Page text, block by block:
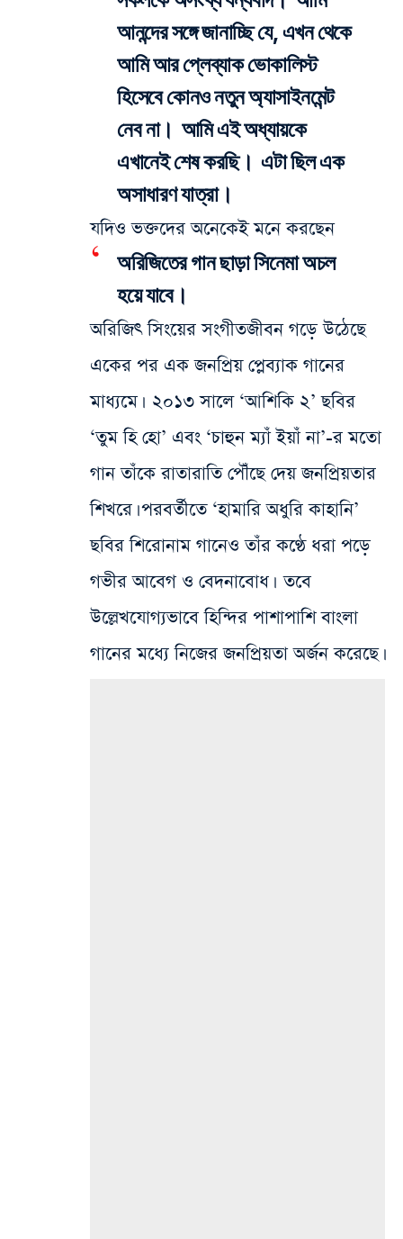
আনন্দের সঙ্গে জানাচ্ছি যে, এখন থেকে
আমি আর প্লেব্যাক ভোকালিস্ট
হিসেবে কোনও নতুন অ্যাসাইনমেন্ট
নেব না। আমি এই অধ্যায়কে
এখানেই শেষ করছি। এটা ছিল এক
অসাধারণ যাত্রা।
যদিও ভক্তদের অনেকেই মনে করছেন
অরিজিতের গান ছাড়া সিনেমা অচল
হয়ে যাবে।
অরিজিৎ সিংয়ের সংগীতজীবন গড়ে উঠেছে
একের পর এক জনপ্রিয় প্লেব্যাক গানের
মাধ্যমে। ২০১৩ সালে ‘আশিকি ২’ ছবির
‘তুম হি হো’ এবং ‘চাহুন ম্যাঁ ইয়াঁ না’-র মতো
গান তাঁকে রাতারাতি পৌঁছে দেয় জনপ্রিয়তার
শিখরে। পরবর্তীতে ‘হামারি অধুরি কাহানি’
ছবির শিরোনাম গানেও তাঁর কণ্ঠে ধরা পড়ে
গভীর আবেগ ও বেদনাবোধ। তবে
উল্লেখযোগ্যভাবে হিন্দির পাশাপাশি বাংলা
গানের মধ্যে নিজের জনপ্রিয়তা অর্জন করেছে।